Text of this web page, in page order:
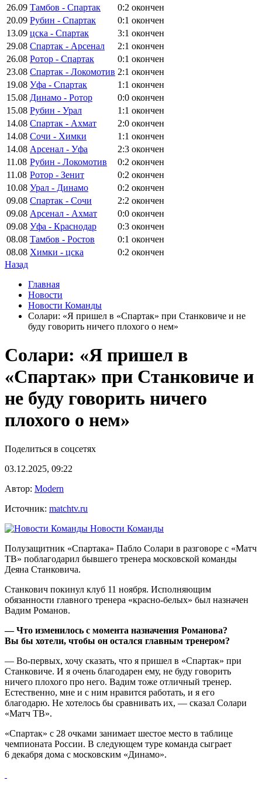
26.09 Тамбов - Спартак 0:2 окончен
20.09 Рубин - Спартак 0:1 окончен
13.09 цска - Спартак 3:1 окончен
29.08 Спартак - Арсенал 2:1 окончен
26.08 Ротор - Спартак 0:1 окончен
23.08 Спартак - Локомотив 2:1 окончен
19.08 Уфа - Спартак 1:1 окончен
15.08 Динамо - Ротор 0:0 окончен
15.08 Рубин - Урал 1:1 окончен
14.08 Спартак - Ахмат 2:0 окончен
14.08 Сочи - Химки 1:1 окончен
14.08 Арсенал - Уфа 2:3 окончен
11.08 Рубин - Локомотив 0:2 окончен
11.08 Ротор - Зенит 0:2 окончен
10.08 Урал - Динамо 0:2 окончен
09.08 Спартак - Сочи 2:2 окончен
09.08 Арсенал - Ахмат 0:0 окончен
09.08 Уфа - Краснодар 0:3 окончен
08.08 Тамбов - Ростов 0:1 окончен
08.08 Химки - цска 0:2 окончен
Назад
Главная
Новости
Новости Команды
Солари: «Я пришел в «Спартак» при Станковиче и не
буду говорить ничего плохого о нем»
Солари: «Я пришел в
«Спартак» при Станковиче и
не буду говорить ничего
плохого о нем»
Поделиться в соцсетях
03.12.2025, 09:22
Автор: Modern
Источник: matchtv.ru
Новости Команды
Полузащитник «Спартака» Пабло Солари в разговоре с «Матч
ТВ» поблагодарил бывшего тренера московской команды
Деяна Станковича.
Станкович покинул клуб 11 ноября. Исполняющим
обязанности главного тренера «красно‑белых» был назначен
Вадим Романов.
— Что изменилось с момента назначения Романова?
Вы бы хотели, чтобы он остался главным тренером?
— Во‑первых, хочу сказать, что я пришел в «Спартак» при
Станковиче. И я очень благодарен ему, не буду говорить
ничего плохого про него. Вадим тоже отличный тренер.
Естественно, мне и с ним нравится работать, и я его
благодарю. Не хотелось бы сравнивать их, — сказал Солари
«Матч ТВ».
«Спартак» с 28 очками занимает шестое место в таблице
чемпионата России. В следующем туре команда сыграет
6 декабря дома с московским «Динамо».